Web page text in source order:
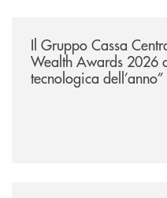
Il Gruppo Cassa
Wealth Awards 2026
tecnologica dell’anno”